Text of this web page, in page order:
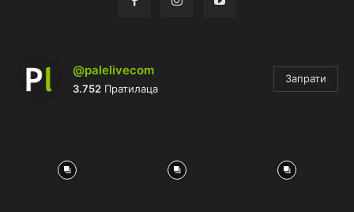
@palelivecom
3.752 Пратилаца
Запрати